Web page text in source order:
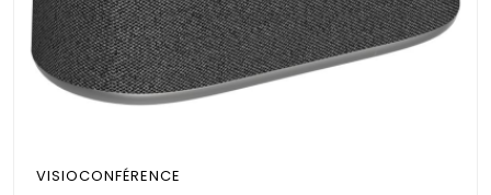
VISIOCONFÉRENCE